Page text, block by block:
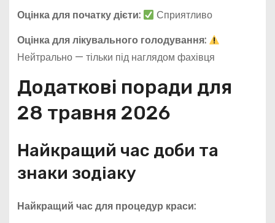
Оцінка для початку дієти:
Сприятливо
Оцінка для лікувального голодування:
Нейтрально — тільки під наглядом фахівця
Додаткові поради для
28 травня 2026
Найкращий час доби та
знаки зодіаку
Найкращий час для процедур краси: